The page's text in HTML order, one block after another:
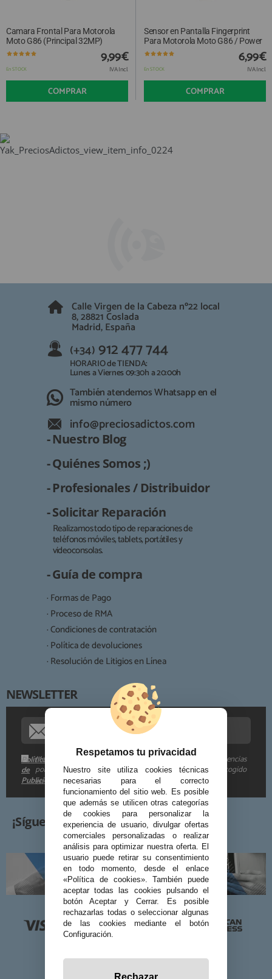
Camara Frontal Para Motorola
Moto G86 (Principal 32MP)
En STOCK
9,99€
IVA Incl.
COMPRAR
Sensor en Pantalla Fingerprint
Para Motorola Moto G86 / Power
En STOCK
6,99€
IVA Incl.
COMPRAR
Calle Virgen de la Cabeza nº22 local
8, 28821 Coslada
Madrid, España
(+34) 912 477 744
HORARIO de TIENDA:
Lunes a Viernes 09:30h a 20:00h
También atendemos Whatsapp en el
mismo número
info@preciosadictos.com
- Nuestro Blog
- Quiénes Somos ;)
- Profesionales / Distribuidor
- Solicitar Reparación
Realizamos todo tipo de reparaciones de
teléfonos móviles, tablets, portátiles y
videoconsolas.
- Guía de compra
· Formas de Pago
· Proceso de RMA
· Condiciones de contratación
· Política de devoluciones
· Resolución de Litigios en Línea
NEWSLETTER
Me gustaría recibir descuentos exclusivos, novedades y tendencias
por e-mail. Puedo darme de baja cuando quiera según lo recogido
en la
Política
de
Publicidad
Responsable:
Finalidad:
Destinatarios:
Derechos:
Procedencia de los datos:
Información adicional:
¡Síguenos!
Respetamos tu privacidad
Nuestro site utiliza cookies técnicas
necesarias para el correcto
funcionamiento del sitio web. Es posible
que además se utilicen otras categorías
de cookies para personalizar la
experiencia de usuario, divulgar ofertas
comerciales personalizadas o realizar
análisis para optimizar nuestra oferta. El
usuario puede retirar su consentimiento
en todo momento, desde el enlace
«Política de cookies». También puede
aceptar todas las cookies pulsando el
botón Aceptar y Cerrar. Es posible
rechazarlas todas o seleccionar algunas
de las cookies mediante el botón
Configuración.
Rechazar